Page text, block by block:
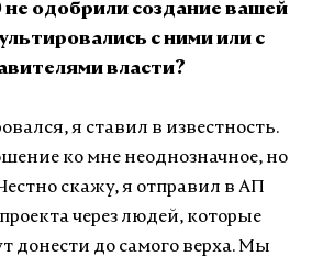
одобрили создание вашей
с ними или с
власти?
я ставил в известность.
ко мне неоднозначное, но
скажу, я отправил в АП
через людей, которые
донести до самого верха. Мы